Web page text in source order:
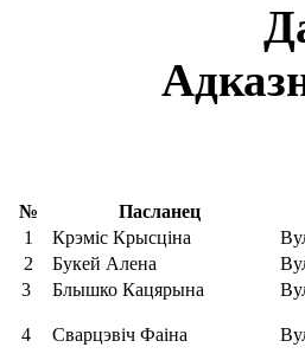
№ Пасланец
1
Крэміс Крысціна
2
Букей Алена
3
Блышко Кацярына
4 Сварцэвіч Фаіна